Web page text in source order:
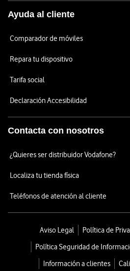
Ayuda al cliente
Comparador de móviles
Repara tu dispositivo
Tarifa social
Declaración Accesibilidad
Contacta con nosotros
¿Quieres ser distribuidor Vodafone?
Localiza tu tienda física
Teléfonos de atención al cliente
Aviso Legal
Política de
Política Seguridad de
Información a clientes